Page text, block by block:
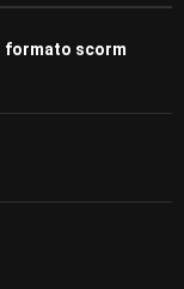
formato scorm